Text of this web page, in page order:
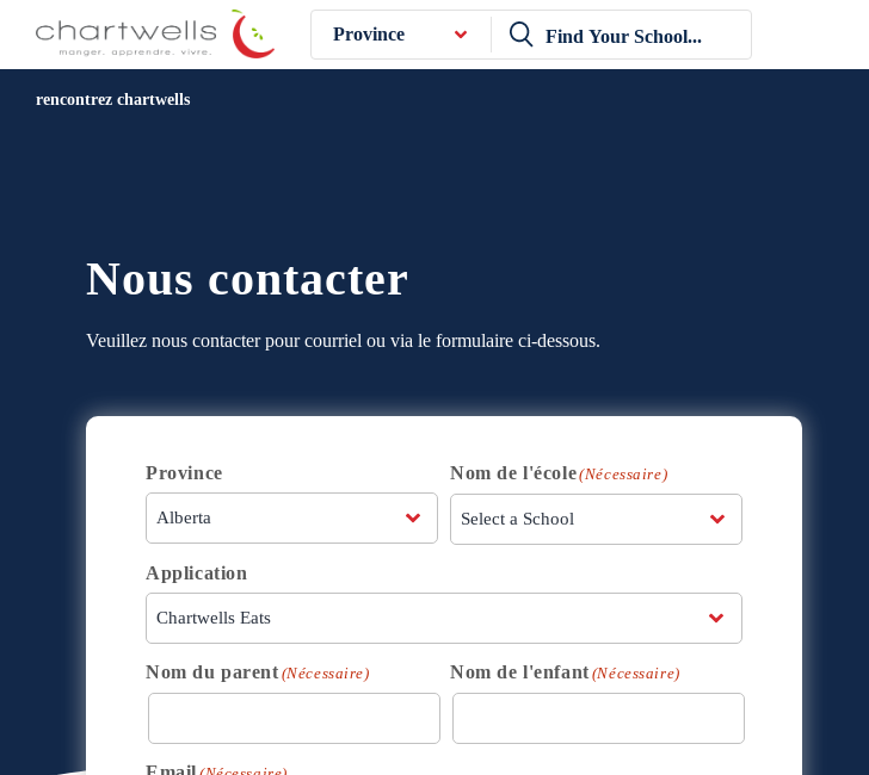
Province
rencontrez chartwells
Nous contacter
Veuillez nous contacter pour courriel ou via le formulaire ci-dessous.
Province Nom de l'école(Nécessaire)
Application
Nom du parent (Nécessaire) Nom de l'enfant (Nécessaire)